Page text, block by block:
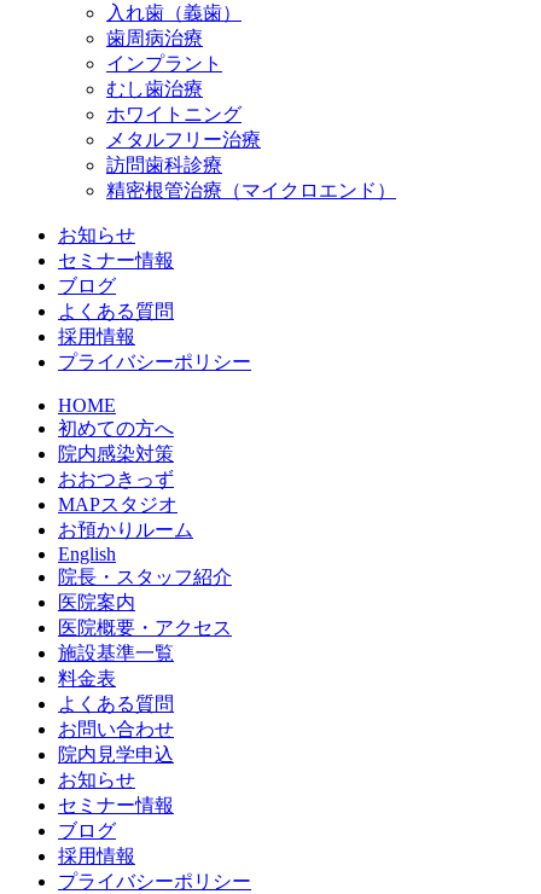
入れ歯（義歯）
歯周病治療
インプラント
むし歯治療
ホワイトニング
メタルフリー治療
訪問歯科診療
精密根管治療（マイクロエンド）
お知らせ
セミナー情報
ブログ
よくある質問
採用情報
プライバシーポリシー
HOME
初めての方へ
院内感染対策
おおつきっず
MAPスタジオ
お預かりルーム
English
院長・スタッフ紹介
医院案内
医院概要・アクセス
施設基準一覧
料金表
よくある質問
お問い合わせ
院内見学申込
お知らせ
セミナー情報
ブログ
採用情報
プライバシーポリシー